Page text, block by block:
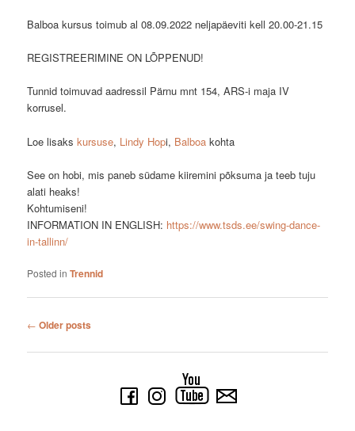
Balboa kursus toimub al 08.09.2022 neljapäeviti kell 20.00-21.15
REGISTREERIMINE ON LÕPPENUD!
Tunnid toimuvad aadressil Pärnu mnt 154, ARS-i maja IV
korrusel.
Loe lisakskursuse, Lindy Hopi, Balboakohta
See on hobi, mis paneb südame kiiremini põksuma ja teeb tuju
alati heaks!
Kohtumiseni!
INFORMATION IN ENGLISH: https://www.tsds.ee/swing-dance-
in-tallinn/
Posted in Trennid
Post navigation
← Older posts